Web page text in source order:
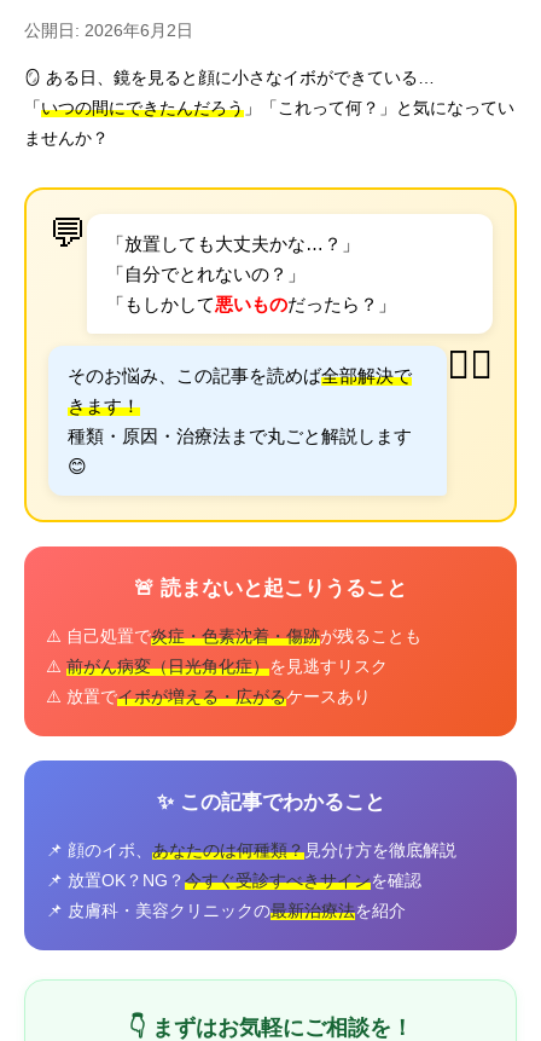
公開日: 2026年6月2日
🪞 ある日、鏡を見ると顔に小さなイボができている…
「いつの間にできたんだろう 」「これって何？」と気になってい
ませんか？
💬
「放置しても大丈夫かな…？」
「自分でとれないの？」
「もしかして悪いものだったら？」
👩‍⚕️
そのお悩み、この記事を読めば全部解決で
きます！
種類・原因・治療法まで丸ごと解説します
😊
🚨 読まないと起こりうること
⚠️ 自己処置で炎症・色素沈着・傷跡が残ることも
⚠️ 前がん病変（日光角化症）を見逃すリスク
⚠️ 放置でイボが増える・広がるケースあり
✨ この記事でわかること
📌 顔のイボ、 あなたのは何種類？見分け方を徹底解説
📌 放置OK？NG？ 今すぐ受診すべきサインを確認
📌 皮膚科・美容クリニックの最新治療法を紹介
👇 まずはお気軽にご相談を！